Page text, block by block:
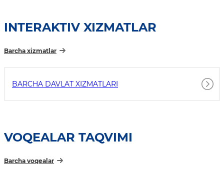
INTERAKTIV XIZMATLAR
Barcha xizmatlar
BARCHA DAVLAT XIZMATLARI
VOQEALAR TAQVIMI
Barcha voqealar